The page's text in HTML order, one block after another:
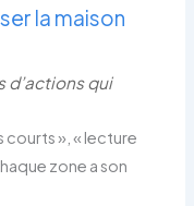
la maison
d’actions qui
courts », « lecture
zone a son